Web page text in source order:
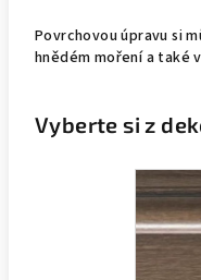
Povrchovou úpravu si
hnědém moření a také
Vyberte si z